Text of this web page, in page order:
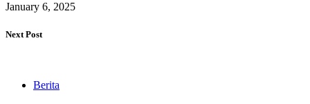
January 6, 2025
Next Post
Berita